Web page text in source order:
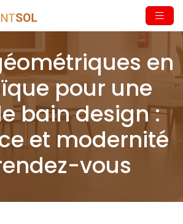
en
pour une
bain design :
et modernité
vous